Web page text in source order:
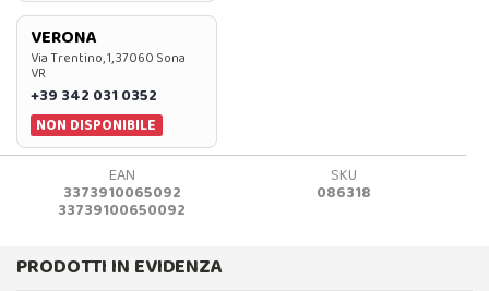
VERONA
Via Trentino, 1, 37060 Sona
VR
+39 342 031 0352
NON DISPONIBILE
EAN
3373910065092
33739100650092
SKU
086318
PRODOTTI IN EVIDENZA